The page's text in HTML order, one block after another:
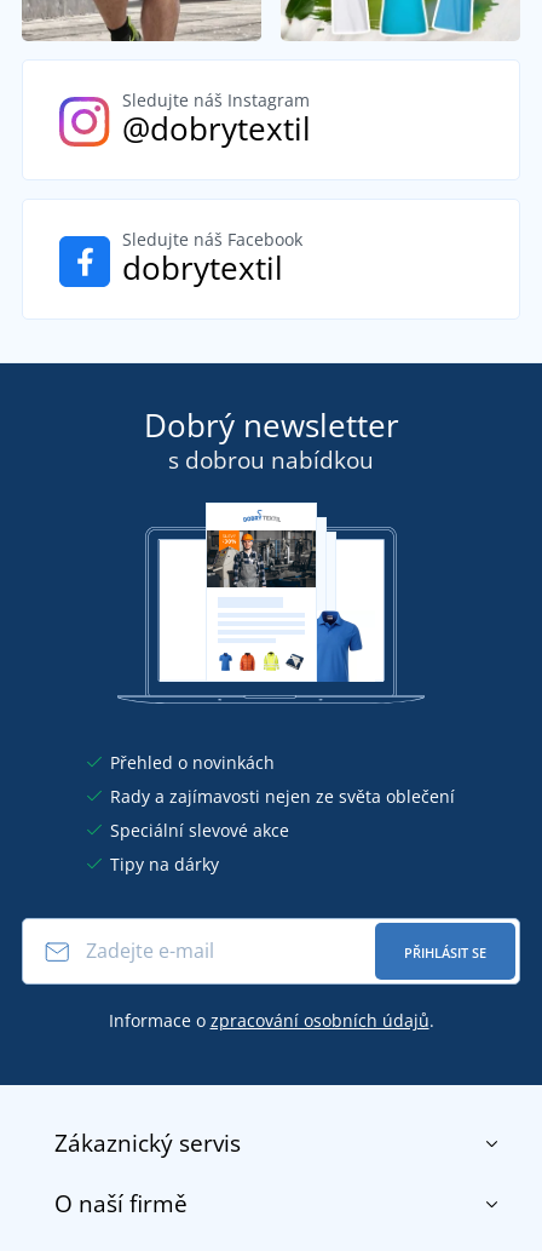
Sledujte náš Instagram
@dobrytextil
Sledujte náš Facebook
dobrytextil
Dobrý newsletter
s dobrou nabídkou
Přehled o novinkách
Rady a zajímavosti nejen ze světa oblečení
Speciální slevové akce
Tipy na dárky
PŘIHLÁSIT SE
Informace o zpracování osobních údajů.
Zákaznický servis
Kontakt
O naší firmě